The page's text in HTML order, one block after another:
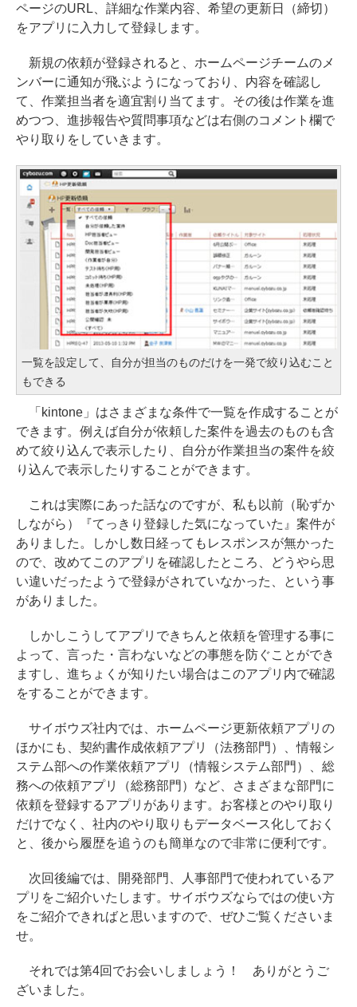
ページのURL、詳細な作業内容、希望の更新日（締切）
をアプリに入力して登録します。
新規の依頼が登録されると、ホームページチームのメ
ンバーに通知が飛ぶようになっており、内容を確認し
て、作業担当者を適宜割り当てます。その後は作業を進
めつつ、進捗報告や質問事項などは右側のコメント欄で
やり取りをしていきます。
一覧を設定して、自分が担当のものだけを一発で絞り込むこと
もできる
「kintone」はさまざまな条件で一覧を作成することが
できます。例えば自分が依頼した案件を過去のものも含
めて絞り込んで表示したり、自分が作業担当の案件を絞
り込んで表示したりすることができます。
これは実際にあった話なのですが、私も以前（恥ずか
しながら）『てっきり登録した気になっていた』案件が
ありました。しかし数日経ってもレスポンスが無かった
ので、改めてこのアプリを確認したところ、どうやら思
い違いだったようで登録がされていなかった、という事
がありました。
しかしこうしてアプリできちんと依頼を管理する事に
よって、言った・言わないなどの事態を防ぐことができ
ますし、進ちょくが知りたい場合はこのアプリ内で確認
をすることができます。
サイボウズ社内では、ホームページ更新依頼アプリの
ほかにも、契約書作成依頼アプリ（法務部門）、情報シ
ステム部への作業依頼アプリ（情報システム部門）、総
務への依頼アプリ（総務部門）など、さまざまな部門に
依頼を登録するアプリがあります。お客様とのやり取り
だけでなく、社内のやり取りもデータベース化しておく
と、後から履歴を追うのも簡単なので非常に便利です。
次回後編では、開発部門、人事部門で使われているア
プリをご紹介いたします。サイボウズならではの使い方
をご紹介できればと思いますので、ぜひご覧くださいま
せ。
それでは第4回でお会いしましょう！ ありがとうご
ざいました。